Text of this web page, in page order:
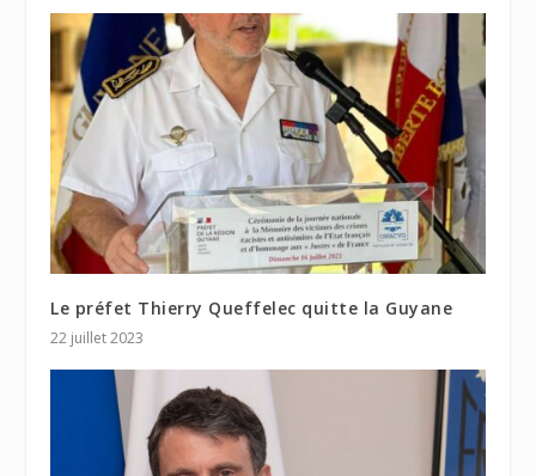
Le préfet Thierry Queffelec quitte la Guyane
22 juillet 2023